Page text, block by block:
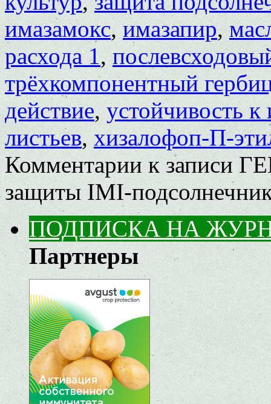
имазамокс,имазапир,
расхода 1,
трёхкомпонентный
действие,устойчивость
листьев,хизалофоп-П-
Комментариик записи
защиты IMI-
ПОДПИСКА НА
Партнеры